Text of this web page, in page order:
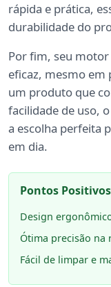
rápida e prática,
durabilidade do
Por fim, seu
eficaz, mesmo em
um produto que
facilidade de uso, o
a escolha perfeita
em dia.
Pontos Positivos
Design
Ótima precisão na
Fácil de limpar e